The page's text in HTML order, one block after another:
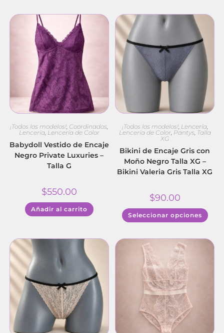
¡Todos los modelos! Coordinados
Lencería, Lencería de Color
Babydoll Vestido de Encaje
Negro Private Luxuries –
Talla G
$550.00
Añadir al carrito
¡Todos los modelos!, Lencería,
Lencería de Color Pantys Talla
XG
Bikini de Encaje Gris con
Moño Negro Talla XG –
Bikini Valeria Gris Talla XG
$90.00
Seleccionar opciones